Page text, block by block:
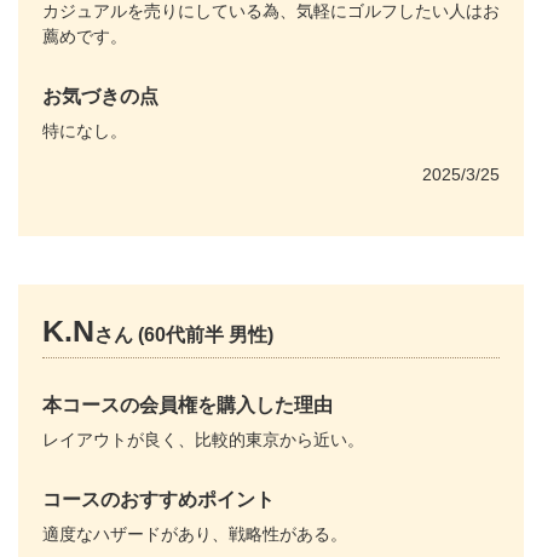
カジュアルを売りにしている為、気軽にゴルフしたい人はお
薦めです。
お気づきの点
特になし。
2025/3/25
K.Nさん (60代前半 男性)
本コースの会員権を購入した理由
レイアウトが良く、比較的東京から近い。
コースのおすすめポイント
適度なハザードがあり、戦略性がある。